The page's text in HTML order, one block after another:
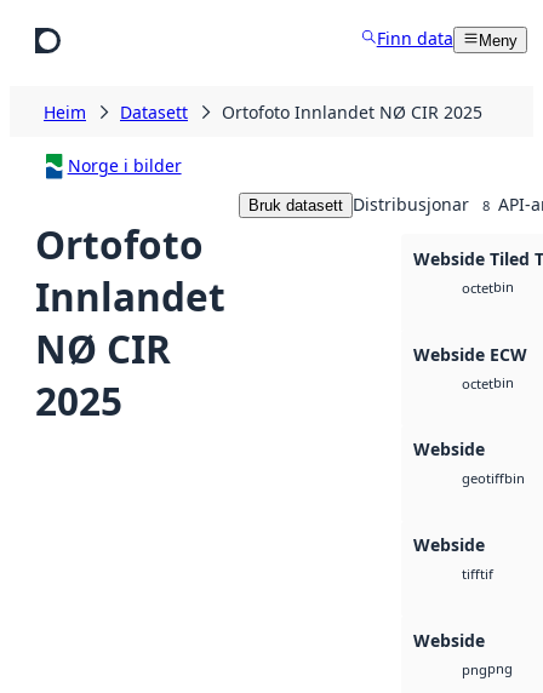
Finn data Meny
Heim Datasett Ortofoto Innlandet NØ CIR 2025
Norge i bilder
Ortofoto
Innlandet
NØ CIR
2025
Bruk datasett Distribusjonar 8 API-
Webside Tiled
octetbin
Webside ECW
octetbin
Webside
geotiffbin
Webside
tifftif
Webside
pngpng